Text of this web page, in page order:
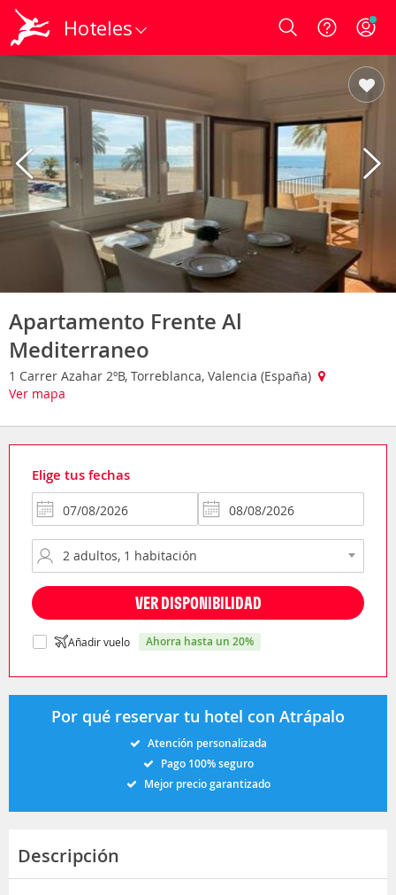
Hoteles Login
Apartamento Frente Al
Mediterraneo
1 Carrer Azahar 2ºB, Torreblanca, Valencia (España)
Ver mapa
Elige tus fechas
VER DISPONIBILIDAD
Añadir vuelo ahorra hasta un 20%
Por qué reservar tu hotel con Atrápalo
Atención personalizada
Pago 100% seguro
Mejor precio garantizado
Descripción